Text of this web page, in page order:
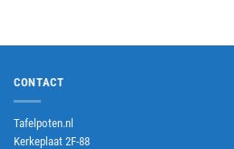
CONTACT
Tafelpoten.nl
Kerkeplaat 2F-88